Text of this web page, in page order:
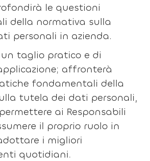
le questioni
della normativa sulla
personali in azienda.
un taglio pratico e di
affronterà
fondamentali della
tutela dei dati personali,
ai Responsabili
il proprio ruolo in
i migliori
quotidiani.